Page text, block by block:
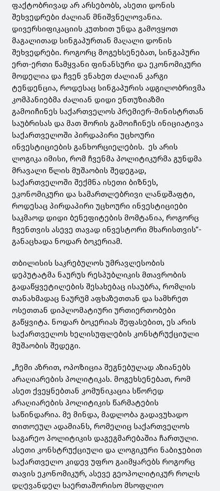
ფაქტობრივად არ არსებობს, ასეთი დონის
შეხვედრები ძალიან მნიშვნელოვანია.
დივერსიფიკაციის კუთხით უნდა გამოვყოთ
მაგალითად სინგაპურთან მაღალი დონის
შეხვედრები. როგორც მოგეხსენებათ, სინგაპური
ერთ-ერთი წამყვანი ფინანსური და ეკონომიკური
მოდელია და ჩვენ ვნახეთ ძალიან კარგი
ტენდენცია, როდესაც სინგაპურის ადგილობრივმა
კომპანიებმა ძალიან დიდი ენთუზიაზმი
გამოიჩინეს საქართველოს პრემიერ-მინისტრთან
საუბრისას და მათ შორის გამოიჩინეს ინიციატივა
საქართველოში პირდაპირი უცხოური
ინვესტიციების განხორციელების. ეს არის
ლოგიკა იმისი, რომ ჩვენმა პოლიტიკურმა გუნდმა
მრავალი წლის მუშაობის შედეგად,
საქართველოში შექმნა ისეთი ბიზნეს,
ეკონომიკური და სამართლებრივი ლანდშაფტი,
როდესაც პირდაპირი უცხოური ინვესტიციები
საკმაოდ დიდი ბენეფიტების მომტანია, როგორც
ჩვენთვის ასევე თავად ინვესტორი მხარისთვის“-
განაცხადა ნოდარ ბოკერიამ.
თბილისის საკრებულოს უმრავლესობის
დეპუტატმა ნაურუს რესპუბლიკის მთავრობის
გადაწყვეტილების შესახებაც ისაუბრა, რომლის
თანახმადაც ნაურუმ აფხაზეთთან და სამხრეთ
ოსეთთან დიპლომატიური ურთიერთობები
გაწყვიტა. ნოდარ ბოკერიას შეფასებით, ეს არის
საქართველოს ხელისუფლების კონსტრუქციული
მუშაობის შედეგი.
„ჩემი აზრით, ოპოზიცია შეგნებულად აზიანებს
არაღიარების პოლიტიკას. მოგეხსენებათ, რომ
ასეთ ქვეყნებთან კომუნიკაცია სწორედ
არაღიარების პოლიტიკის წარმატების
საწინდარია. მე მინდა, მადლობა გადავუხადო
თითოეულ ადამიანს, რომელიც საქართველოს
საგარეო პოლიტიკის დაგეგმარებაშია ჩართული.
ასეთი კონსტრუქციული და ლოგიკური ნაბიჯებით
საქართველო კიდევ უფრო გაიმყარებს როგორც
თავის ეკონომიკურ, ასევე გეოპოლიტიკურ როლს
დღევანდელ საერთაშორისო მსოფლიო